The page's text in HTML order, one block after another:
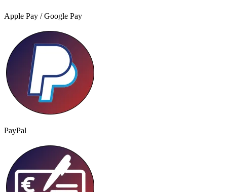
Apple Pay / Google Pay
PayPal